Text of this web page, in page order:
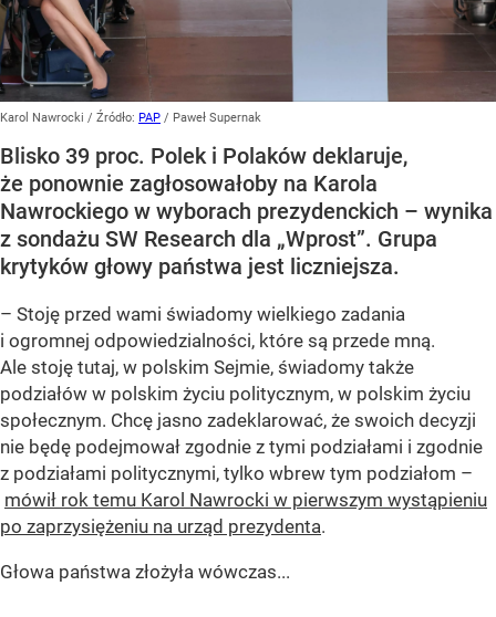
Karol Nawrocki / Źródło: PAP / Paweł Supernak
Blisko 39 proc. Polek i Polaków deklaruje,
że ponownie zagłosowałoby na Karola
Nawrockiego w wyborach prezydenckich – wynika
z sondażu SW Research dla „Wprost”. Grupa
krytyków głowy państwa jest liczniejsza.
– Stoję przed wami świadomy wielkiego zadania
i ogromnej odpowiedzialności, które są przede mną.
Ale stoję tutaj, w polskim Sejmie, świadomy także
podziałów w polskim życiu politycznym, w polskim życiu
społecznym. Chcę jasno zadeklarować, że swoich decyzji
nie będę podejmował zgodnie z tymi podziałami i zgodnie
z podziałami politycznymi, tylko wbrew tym podziałom –
mówił rok temu Karol Nawrocki w pierwszym wystąpieniu
po zaprzysiężeniu na urząd prezydenta.
Głowa państwa złożyła wówczas...